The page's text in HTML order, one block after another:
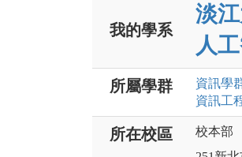
我的學系
淡
人
所屬學群 資訊學
資訊工
所在校區
校本部